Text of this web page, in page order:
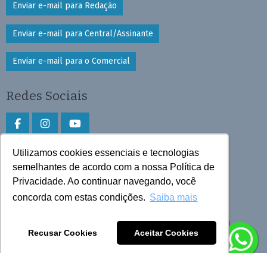
Utilizamos cookies essenciais e tecnologias
semelhantes de acordo com a nossa Política de
Privacidade. Ao continuar navegando, você
concorda com estas condições. Saiba mais
Recusar Cookies Aceitar Cookies
Enviar e-mail para Redação
Enviar e-mail para Central/Assinante
Enviar e-mail para o Comercial
Redes Sociais
Faça download do aplicativo
Play Store e App Store
Todos os direitos reservados © 2025 Cruzeiro do Sul